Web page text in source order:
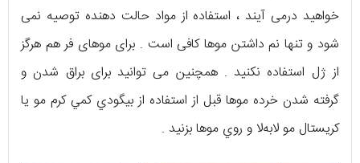
خواهید درمی‌ آیند ، استفاده از مواد حالت‌ دهنده توصیه نمی‌
شود و تنها نم داشتن موها کافی است . برای موهای فر هم هرگز
از ژل استفاده نکنید . همچنین می‌ توانید برای براق شدن و
گرفته شدن خرده موها قبل از استفاده از بيگودي کمي کرم مو يا
کريستال مو لابه‌لا و روي موها بزنيد .